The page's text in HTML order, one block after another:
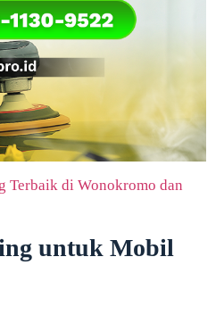
Terbaik di Wonokromo dan
untuk Mobil